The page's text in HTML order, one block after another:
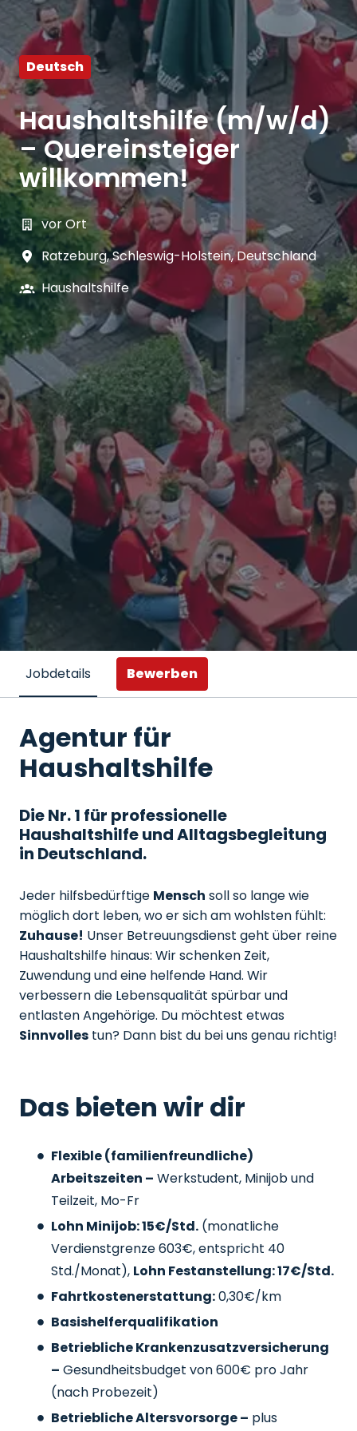
Deutsch
Haushaltshilfe (m/w/d)
– Quereinsteiger
willkommen!
vor Ort
Ratzeburg,Schleswig-Holstein,Deutschland
Haushaltshilfe
Jobdetails Bewerben
Agentur für
Haushaltshilfe
Die Nr. 1 für professionelle
Haushaltshilfe und Alltagsbegleitung
in Deutschland.
Jeder hilfsbedürftige Mensch soll so lange wie
möglich dort leben, wo er sich am wohlsten fühlt:
Zuhause! Unser Betreuungsdienst geht über reine
Haushaltshilfe hinaus: Wir schenken Zeit,
Zuwendung und eine helfende Hand. Wir
verbessern die Lebensqualität spürbar und
entlasten Angehörige. Du möchtest etwas
Sinnvolles tun? Dann bist du bei uns genau richtig!
Das bieten wir dir
Flexible (familienfreundliche)
Arbeitszeiten – Werkstudent, Minijob und
Teilzeit, Mo-Fr
Lohn Minijob: 15€/Std. (monatliche
Verdienstgrenze 603€, entspricht 40
Std./Monat), Lohn Festanstellung: 17€/Std.
Fahrtkostenerstattung:0,30€/km
Basishelferqualifikation
Betriebliche Krankenzusatzversicherung
– Gesundheitsbudget von 600€ pro Jahr
(nach Probezeit)
Betriebliche Altersvorsorge – plus